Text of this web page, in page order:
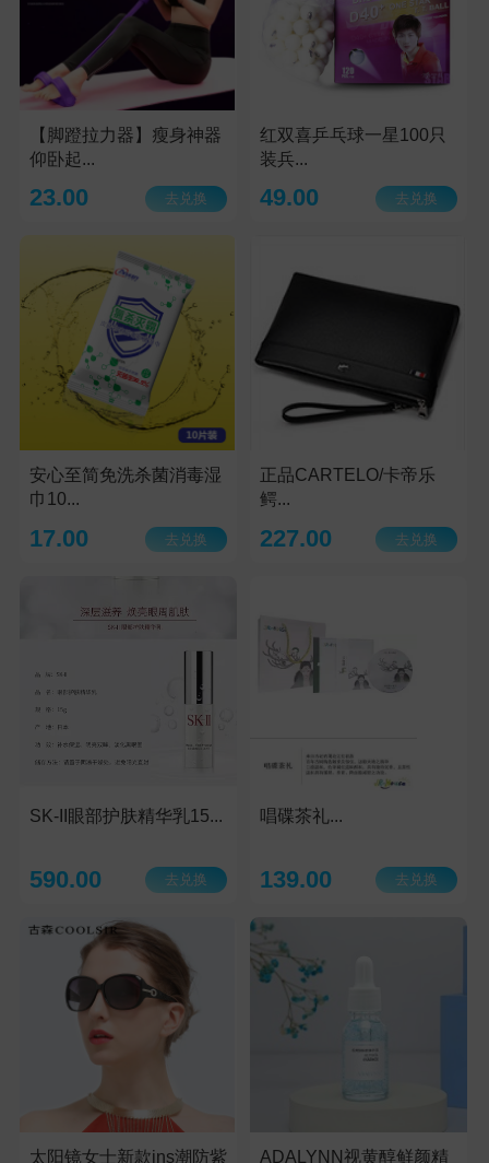
【脚蹬拉力器】瘦身神器
仰卧起...
23.00 去兑换
红双喜乒乓球一星100只
装兵...
49.00 去兑换
安心至简免洗杀菌消毒湿
巾10...
17.00 去兑换
正品CARTELO/卡帝乐
鳄...
227.00 去兑换
SK-II眼部护肤精华乳15...
590.00 去兑换
唱碟茶礼...
139.00 去兑换
太阳镜女士新款ins潮防紫 ADALYNN视黄醇鲜颜精